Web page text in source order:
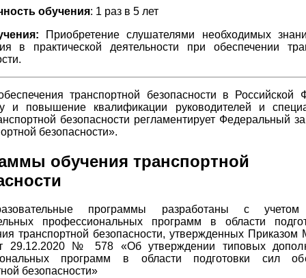
обучения: 1 раз в 5 лет
Приобретение слушателями необходимых
в практической деятельности при обеспечении
транспортной безопасности в Российской
и повышение квалификации руководителей и
безопасности регламентирует Федеральный
безопасности».
обучения транспортной
программы разработаны с учетом
профессиональных программ в области
транспортной безопасности, утвержденных Приказом
29.12.2020 № 578 «Об утверждении типовых
программ в области подготовки сил
безопасности»